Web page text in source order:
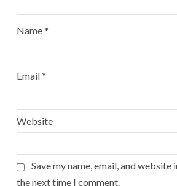
Name*
Email*
Website
Save my name, email, and
the next time I comment.